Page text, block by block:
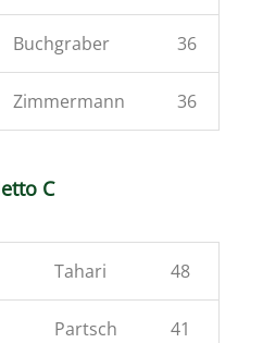
Buchgraber 36
Zimmermann 36
C
Tahari 48
Partsch 41